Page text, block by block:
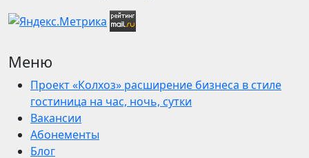
Меню
Проект «Колхоз» расширение бизнеса в стиле
гостиница на час, ночь, сутки
Вакансии
Абонементы
Блог